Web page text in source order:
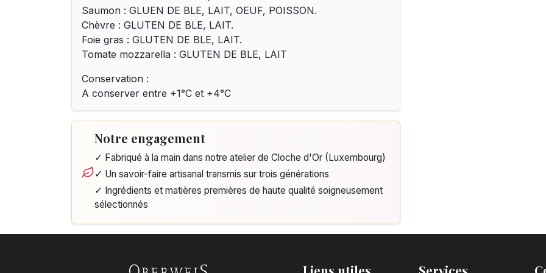
Saumon : GLUEN DE BLE, LAIT, OEUF, POISSON.
Chèvre : GLUTEN DE BLE, LAIT.
Foie gras : GLUTEN DE BLE, LAIT.
Tomate mozzarella : GLUTEN DE BLE, LAIT
Conservation :
A conserver entre +1°C et +4°C
Notre engagement
✓ Fabriqué à la main dans notre atelier de Cloche d'Or (Luxembourg)
✓ Un savoir-faire artisanal transmis sur trois générations
✓ Ingrédients et matières premières de haute qualité soigneusement
sélectionnés